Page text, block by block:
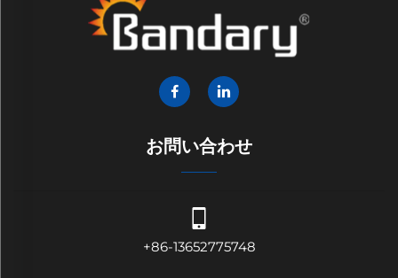
お問い合わせ
+86-13652775748